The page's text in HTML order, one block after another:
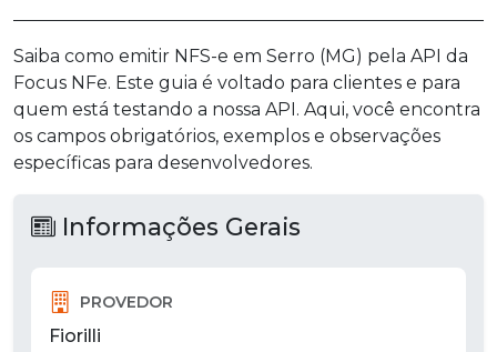
Saiba como emitir NFS-e em Serro (MG) pela API da
Focus NFe. Este guia é voltado para clientes e para
quem está testando a nossa API. Aqui, você encontra
os campos obrigatórios, exemplos e observações
específicas para desenvolvedores.
Informações Gerais
PROVEDOR
Fiorilli